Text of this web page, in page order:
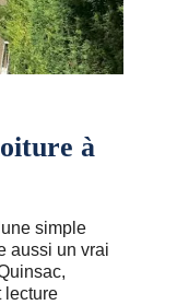
à
simple
aussi un vrai
lecture